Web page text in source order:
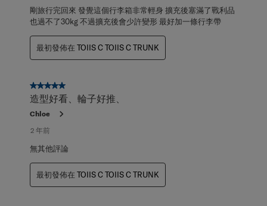
剛旅行完回來 發覺這個行李箱非常輕身 擴充後塞滿了戰利品
也過不了30kg 不過擴充後會少許變形 最好加一條行李帶
最初發佈在 TOIIS C TOIIS C TRUNK
5星，共5星。
造型好看、輪子好推、
Chloe
2 年前
無其他評論
最初發佈在 TOIIS C TOIIS C TRUNK